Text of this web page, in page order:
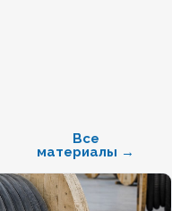
Все
материалы →